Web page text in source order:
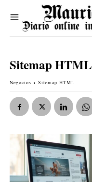
Sitemap HTML
Negocios Sitemap HTML